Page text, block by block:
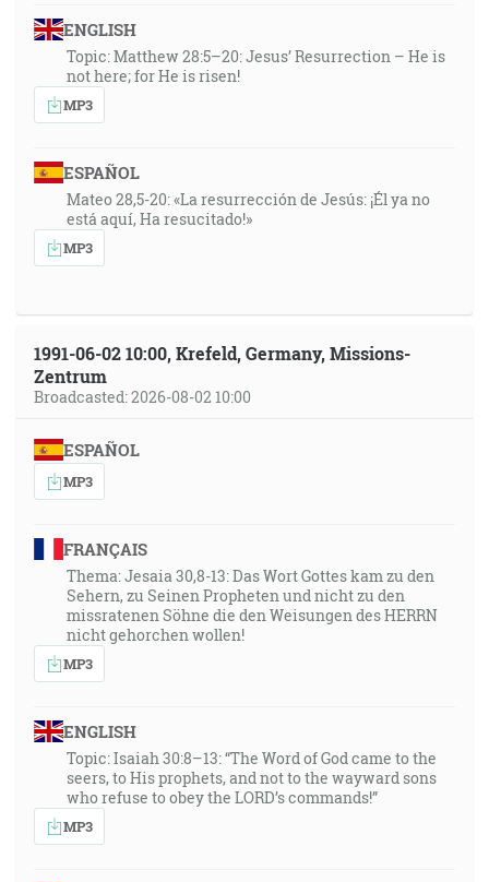
čas je blízko. [Zj 1:3]
30:04
Hlas volajúceho na púšti: Upravte cestu Hospodinovu,
urovnajte na pustine hradskú nášmu Bohu! [Iz 40:3]
30:47
… Písmo nemožno zrušiť … [Jn 10:35]
31:19
púšti a hovoril: Čiňte pokánie! Lebo sa priblížilo
skrze proroka Izaiáša, ktorý povedal: Hlas volajúceho
na púšti: Prihotovte cestu Pánovu, čiňte priame jeho
33:01
A pýtali sa ho aj vojaci a hovorili: A my čo budeme
nezdierajte ani nerobte ničoho podvodne a majte dosť
na svojom plate. [Lk 3:14]
33:25
… za najvyššieho kňaza Annáša a Kaifáša stalo sa
slovo Božie k Jánovi, synovi Zachariášovmu, na púšti.
35:44
Odpovedali a riekli mu: Naším otcom je Abrahám. Na
to im povedal Ježiš: Keby ste boli deťmi
Abrahámovými, robili by ste skutky Abrahámove; [Jn
ENGLISH
Topic: Matthew 28:5–20: Jesus’ Resurrection – He is
not here; for He is risen!
MP3
ESPAÑOL
Mateo 28,5-20: «La resurrección de Jesús: ¡Él ya no
está aquí, Ha resucitado!»
MP3
1991-06-02 10:00, Krefeld, Germany, Missions-
Zentrum
Broadcasted: 2026-08-02 10:00
ESPAÑOL
MP3
FRANÇAIS
Thema: Jesaia 30,8-13: Das Wort Gottes kam zu den
Sehern, zu Seinen Propheten und nicht zu den
missratenen Söhne die den Weisungen des HERRN
nicht gehorchen wollen!
MP3
ENGLISH
Topic: Isaiah 30:8–13: “The Word of God came to the
seers, to His prophets, and not to the wayward sons
who refuse to obey the LORD’s commands!”
MP3